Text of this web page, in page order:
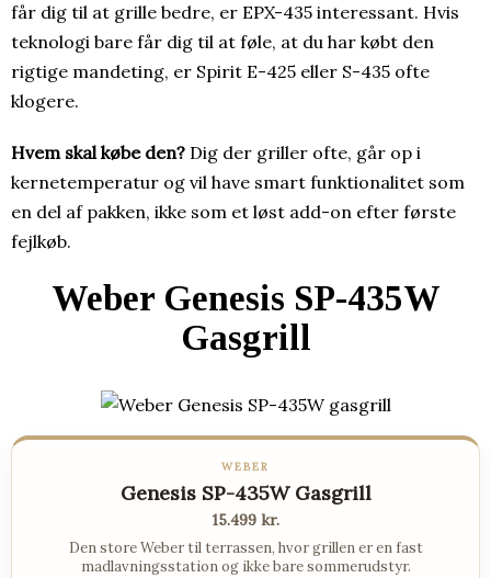
får dig til at grille bedre, er EPX-435 interessant. Hvis
teknologi bare får dig til at føle, at du har købt den
rigtige mandeting, er Spirit E-425 eller S-435 ofte
klogere.
Hvem skal købe den? Dig der griller ofte, går op i
kernetemperatur og vil have smart funktionalitet som
en del af pakken, ikke som et løst add-on efter første
fejlkøb.
Weber Genesis SP-435W
Gasgrill
WEBER
Genesis SP-435W Gasgrill
15.499 kr.
Den store Weber til terrassen, hvor grillen er en fast
madlavningsstation og ikke bare sommerudstyr.